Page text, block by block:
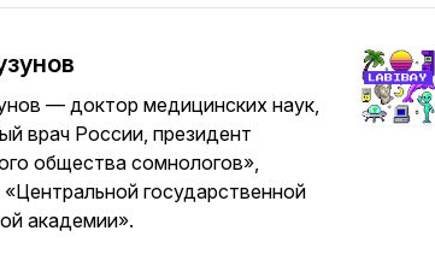
— доктор медицинских наук,
врач России, президент
общества сомнологов»,
государственной
академии».